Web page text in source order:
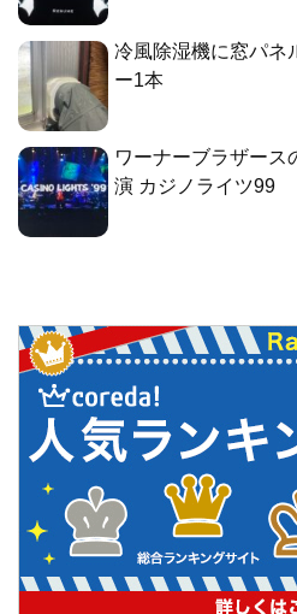
冷風除湿機に窓パネ
ー1本
ワーナーブラザース
演 カジノライツ99